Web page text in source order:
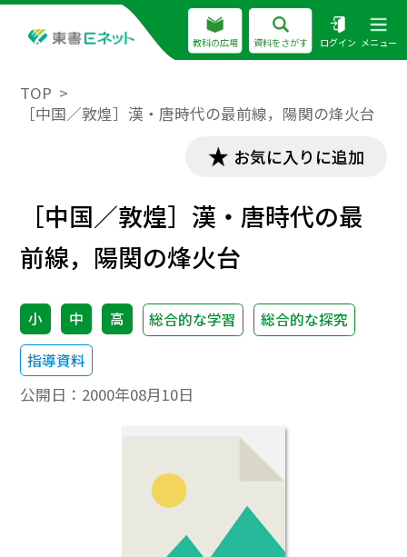
教科の広場 資料をさがす ログイン メニュー
TOP
［中国／敦煌］漢・唐時代の最前線，陽関の烽火台
お気に入りに追加
［中国／敦煌］漢・唐時代の最
前線，陽関の烽火台
小 中 高 総合的な学習
総合的な探究
指導資料
公開日： 2000年08月10日